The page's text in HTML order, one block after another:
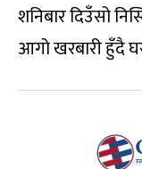
शनिबार दिउँसो
आगो खरबारी हुँदै